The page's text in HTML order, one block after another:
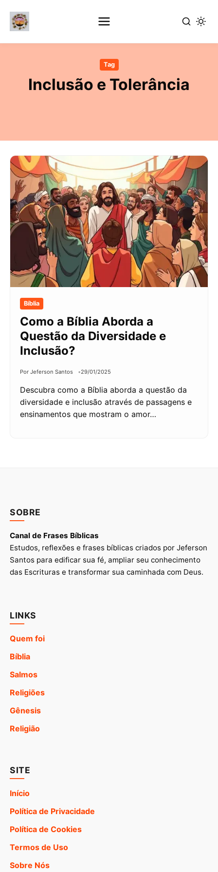
conteúdo
Tag
Inclusão e Tolerância
Bíblia
Como a Bíblia Aborda a
Questão da Diversidade e
Inclusão?
Por Jeferson Santos 29/01/2025
Descubra como a Bíblia aborda a questão da
diversidade e inclusão através de passagens e
ensinamentos que mostram o amor…
SOBRE
Canal de Frases Bíblicas
Estudos, reflexões e frases bíblicas criados por Jeferson
Santos para edificar sua fé, ampliar seu conhecimento
das Escrituras e transformar sua caminhada com Deus.
LINKS
Quem foi
Bíblia
Salmos
Religiões
Gênesis
Religião
SITE
Início
Política de Privacidade
Política de Cookies
Termos de Uso
Sobre Nós